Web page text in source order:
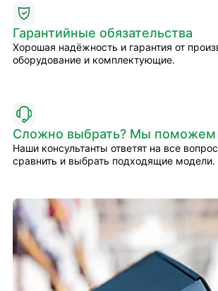
Гарантийные обязательства
Хорошая надёжность и гарантия от
оборудование и комплектующие.
Сложно выбрать? Мы поможем
Наши консультанты ответят на все
сравнить и выбрать подходящие модели.